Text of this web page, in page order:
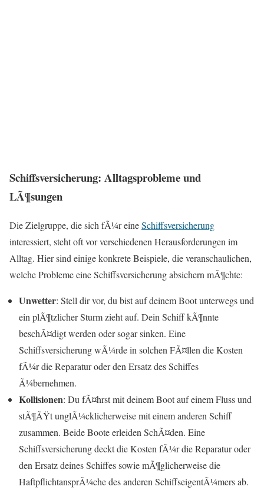
Schiffsversicherung: Alltagsprobleme und
LÃ¶sungen
Die Zielgruppe, die sich fÃ¼r eineSchiffsversicherung
interessiert, steht oft vor verschiedenen Herausforderungen im
Alltag. Hier sind einige konkrete Beispiele, die veranschaulichen,
welche Probleme eine Schiffsversicherung absichern mÃ¶chte:
Unwetter: Stell dir vor, du bist auf deinem Boot unterwegs und
ein plÃ¶tzlicher Sturm zieht auf. Dein Schiff kÃ¶nnte
beschÃ¤digt werden oder sogar sinken. Eine
Schiffsversicherung wÃ¼rde in solchen FÃ¤llen die Kosten
fÃ¼r die Reparatur oder den Ersatz des Schiffes
Ã¼bernehmen.
Kollisionen: Du fÃ¤hrst mit deinem Boot auf einem Fluss und
stÃ¶ÃŸt unglÃ¼cklicherweise mit einem anderen Schiff
zusammen. Beide Boote erleiden SchÃ¤den. Eine
Schiffsversicherung deckt die Kosten fÃ¼r die Reparatur oder
den Ersatz deines Schiffes sowie mÃ¶glicherweise die
HaftpflichtansprÃ¼che des anderen SchiffseigentÃ¼mers ab.